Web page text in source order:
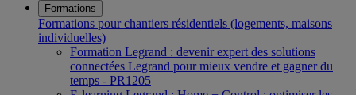
Formations
Formations pour chantiers résidentiels (logements, maisons
individuelles)
Formation Legrand : devenir expert des solutions
connectées Legrand pour mieux vendre et gagner du
temps - PR1205